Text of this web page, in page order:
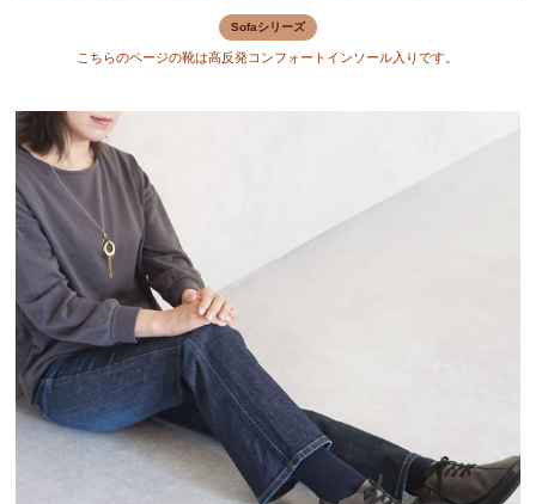
Sofaシリーズ
こちらのページの靴は高反発コンフォートインソール入りです。